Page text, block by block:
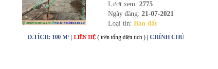
Lượt xem: 2775
Ngày đăng: 21-07-2021
Loại tin: Bán đất
D.TÍCH: 100 M² | LIÊN HỆ ( trên tổng diện tích ) | CHÍNH CHỦ